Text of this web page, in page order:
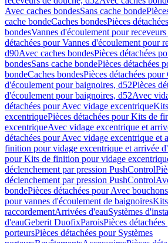
Avec caches bondesSans cache bonde
cache bondeCaches bondesPièces
bondesVannes d'écoulement pour
détachées pour Vannes d'écoulement pour
d90Avec caches bondesPièces détachées
bondesSans cache bondePièces détachées
bondeCaches bondesPièces détachées pour
d'écoulement pour baignoires, d52Pièces
d'écoulement pour baignoires, d52Avec
détachées pour Avec vidage excentrique
excentriquePièces détachées pour Kits de
excentriqueAvec vidage excentrique et
détachées pour Avec vidage excentrique et
finition pour vidage excentrique et arrivée
pour Kits de finition pour vidage
déclenchement par pression PushControl
déclenchement par pression PushControl
bondePièces détachées pour Avec
pour vannes d'écoulement de baignoires
raccordementArrivées d'eauSystèmes
d'eauGeberit DuofixParoisPièces
porteursPièces détachées pour Systèmes